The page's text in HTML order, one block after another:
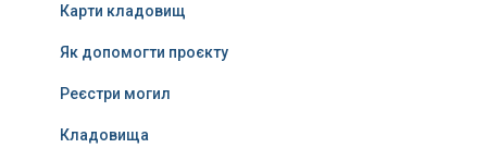
Карти кладовищ
Як допомогти проєкту
Реєстри могил
Кладовища